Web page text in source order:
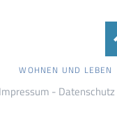
WOHNEN UND LEBEN
Impressum - Datenschutz